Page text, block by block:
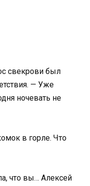
свекрови был
— Уже
ночевать не
в горле. Что
что вы… Алексей